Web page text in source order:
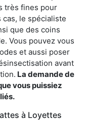
très fines pour
le spécialiste
que des coins
Vous pouvez vous
et aussi poser
avant
La demande de
vous puissiez
à Loyettes